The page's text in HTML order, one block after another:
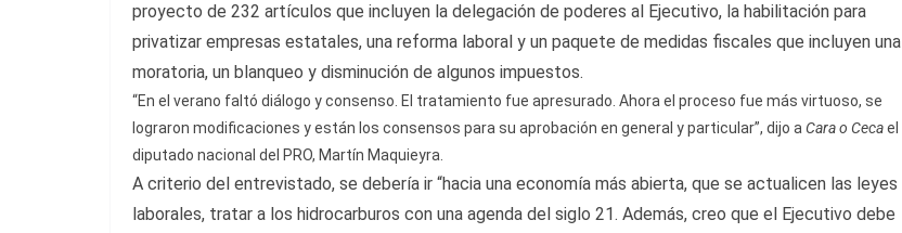
proyecto de 232 artículos que incluyen la delegación de poderes al Ejecutivo, la habilitación para
privatizar empresas estatales, una reforma laboral y un paquete de medidas fiscales que incluyen una
moratoria, un blanqueo y disminución de algunos impuestos.
“En el verano faltó diálogo y consenso. El tratamiento fue apresurado. Ahora el proceso fue más virtuoso, se
lograron modificaciones y están los consensos para su aprobación en general y particular”, dijo aCara o Cecael
diputado nacional del PRO, Martín Maquieyra.
A criterio del entrevistado, se debería ir “hacia una economía más abierta, que se actualicen las leyes
laborales, tratar a los hidrocarburos con una agenda del siglo 21. Además, creo que el Ejecutivo debe